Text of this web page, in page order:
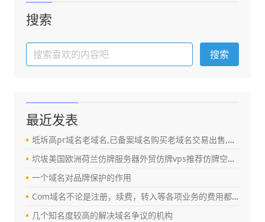
搜索
最近发表
坻坼高pr域名老域名,已备案域名购买老域名交易出售,百度权重域名,百度搜狗收录外链反链域名
坹坺美国欧洲荷兰仿牌服务器外贸仿牌vps推荐仿牌空间主机,免投诉防投诉空间国外抗投诉
一个域名对品牌保护的作用
Com域名不论是注册，续费，转入等各项业务的费用都上涨
几个知名度较高的解决域名争议的机构